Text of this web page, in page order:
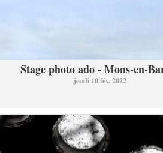
Stage photo ado - Mons-en-
jeudi 10 fév. 2022